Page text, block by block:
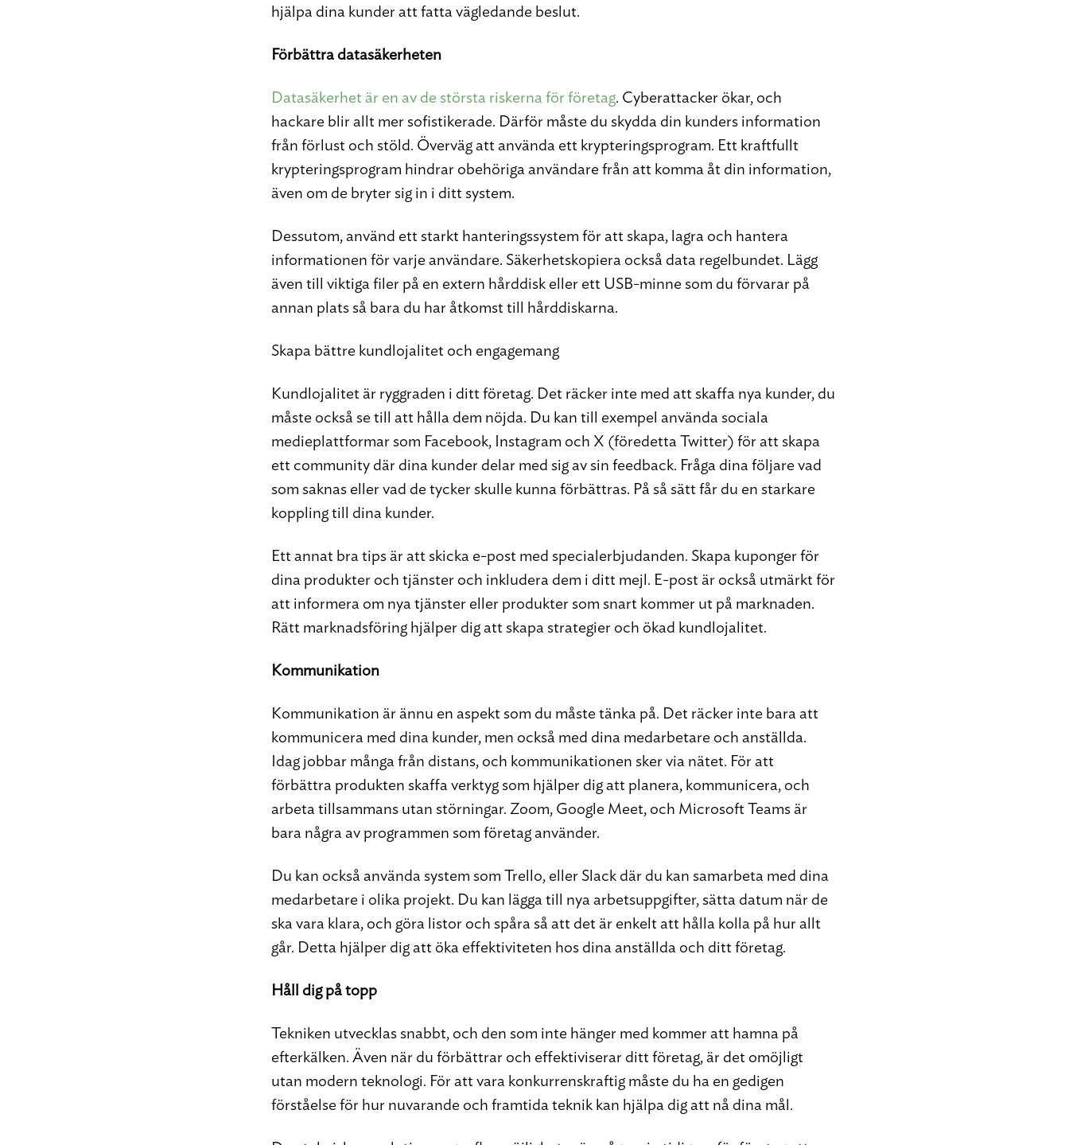
hjälpa dina kunder att fatta vägledande beslut.
Förbättra datasäkerheten
Datasäkerhet är en av de största riskerna för företag. Cyberattacker ökar, och
hackare blir allt mer sofistikerade. Därför måste du skydda din kunders information
från förlust och stöld. Överväg att använda ett krypteringsprogram. Ett kraftfullt
krypteringsprogram hindrar obehöriga användare från att komma åt din information,
även om de bryter sig in i ditt system.
Dessutom, använd ett starkt hanteringssystem för att skapa, lagra och hantera
informationen för varje användare. Säkerhetskopiera också data regelbundet. Lägg
även till viktiga filer på en extern hårddisk eller ett USB-minne som du förvarar på
annan plats så bara du har åtkomst till hårddiskarna.
Skapa bättre kundlojalitet och engagemang
Kundlojalitet är ryggraden i ditt företag. Det räcker inte med att skaffa nya kunder, du
måste också se till att hålla dem nöjda. Du kan till exempel använda sociala
medieplattformar som Facebook, Instagram och X (föredetta Twitter) för att skapa
ett community där dina kunder delar med sig av sin feedback. Fråga dina följare vad
som saknas eller vad de tycker skulle kunna förbättras. På så sätt får du en starkare
koppling till dina kunder.
Ett annat bra tips är att skicka e-post med specialerbjudanden. Skapa kuponger för
dina produkter och tjänster och inkludera dem i ditt mejl. E-post är också utmärkt för
att informera om nya tjänster eller produkter som snart kommer ut på marknaden.
Rätt marknadsföring hjälper dig att skapa strategier och ökad kundlojalitet.
Kommunikation
Kommunikation är ännu en aspekt som du måste tänka på. Det räcker inte bara att
kommunicera med dina kunder, men också med dina medarbetare och anställda.
Idag jobbar många från distans, och kommunikationen sker via nätet. För att
förbättra produkten skaffa verktyg som hjälper dig att planera, kommunicera, och
arbeta tillsammans utan störningar. Zoom, Google Meet, och Microsoft Teams är
bara några av programmen som företag använder.
Du kan också använda system som Trello, eller Slack där du kan samarbeta med dina
medarbetare i olika projekt. Du kan lägga till nya arbetsuppgifter, sätta datum när de
ska vara klara, och göra listor och spåra så att det är enkelt att hålla kolla på hur allt
går. Detta hjälper dig att öka effektiviteten hos dina anställda och ditt företag.
Håll dig på topp
Tekniken utvecklas snabbt, och den som inte hänger med kommer att hamna på
efterkälken. Även när du förbättrar och effektiviserar ditt företag, är det omöjligt
utan modern teknologi. För att vara konkurrenskraftig måste du ha en gedigen
förståelse för hur nuvarande och framtida teknik kan hjälpa dig att nå dina mål.